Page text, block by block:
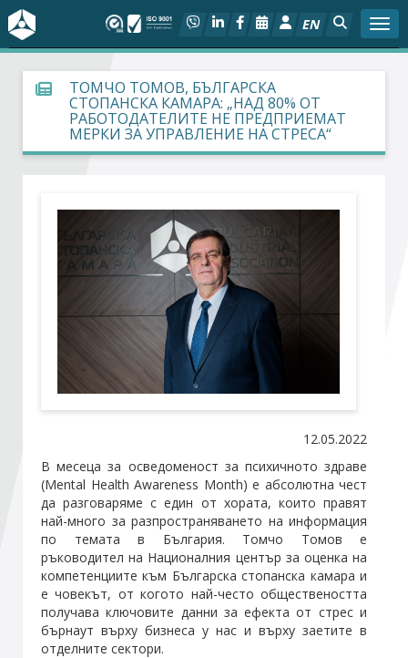
EN
За БСК
На фокус
Актуално
Дейности
Арбитражен съд
Проекти
Членове
Абонирайте се!
ТОМЧО ТОМОВ, БЪЛГАРСКА
СТОПАНСКА КАМАРА: „НАД 80% ОТ
РАБОТОДАТЕЛИТЕ НЕ ПРЕДПРИЕМАТ
МЕРКИ ЗА УПРАВЛЕНИЕ НА СТРЕСА“
12.05.2022
В месеца за осведоменост за психичното здраве
(Mental Health Awareness Month) е абсолютна чест
да разговаряме с един от хората, които правят
най-много за разпространяването на информация
по темата в България. Томчо Томов е
ръководител на Националния център за оценка на
компетенциите към Българска стопанска камара и
е човекът, от когото най-често обществеността
получава ключовите данни за ефекта от стрес и
бърнаут върху бизнеса у нас и върху заетите в
отделните сектори.